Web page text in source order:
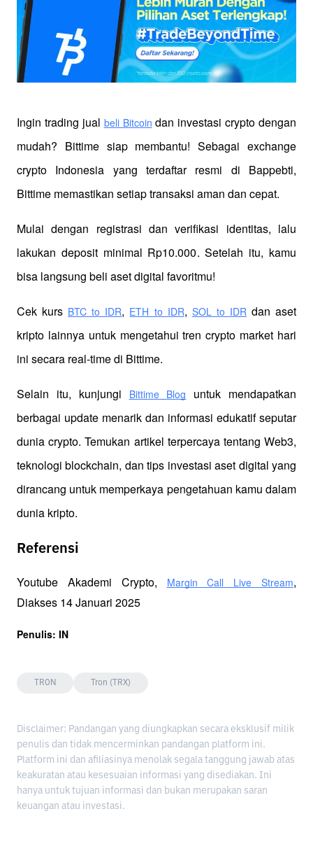
Ingin trading jual beli Bitcoin dan investasi crypto dengan
mudah? Bittime siap membantu! Sebagai exchange
crypto Indonesia yang terdaftar resmi di Bappebti,
Bittime memastikan setiap transaksi aman dan cepat.
Mulai dengan registrasi dan verifikasi identitas, lalu
lakukan deposit minimal Rp10.000. Setelah itu, kamu
bisa langsung beli aset digital favoritmu!
Cek kurs BTC to IDR, ETH to IDR, SOL to IDR dan aset
kripto lainnya untuk mengetahui tren crypto market hari
ini secara real-time di Bittime.
Selain itu, kunjungi Bittime Blog
untuk mendapatkan
berbagai update menarik dan informasi edukatif seputar
dunia crypto. Temukan artikel terpercaya tentang Web3,
teknologi blockchain, dan tips investasi aset digital yang
dirancang untuk memperkaya pengetahuan kamu dalam
dunia kripto.
Referensi
Youtube Akademi Crypto, Margin Call Live Stream,
Diakses 14 Januari 2025
Penulis: IN
TRON Tron (TRX)
Disclaimer: Pandangan yang diungkapkan secara eksklusif milik
penulis dan tidak mencerminkan pandangan platform ini.
Platform ini dan afiliasinya menolak segala tanggung jawab atas
keakuratan atau kesesuaian informasi yang disediakan. Ini
hanya untuk tujuan informasi dan bukan merupakan saran
keuangan atau investasi.